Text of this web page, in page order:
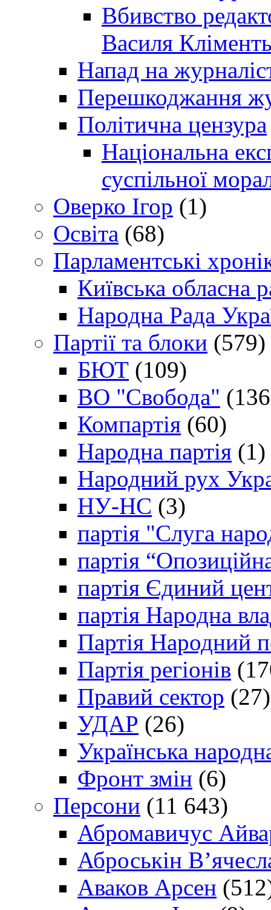
Вбивство
Василя
Напад на
Перешкоджання
Політична цензура
Національна
суспільної
Оверко Ігор (1)
Освіта (68)
Парламентські
Київська обласна
Народна Рада
Партії та блоки (579)
БЮТ (109)
ВО "Свобода"
Компартія (60)
Народна партія (1)
Народний рух
НУ-НС (3)
партія "Слуга
партія
партія Єдиний
партія Народна
Партія Народний
Партія регіонів
Правий сектор (27)
УДАР (26)
Українська
Фронт змін (6)
Персони (11 643)
Абромавичус
Аброськін
Аваков Арсен